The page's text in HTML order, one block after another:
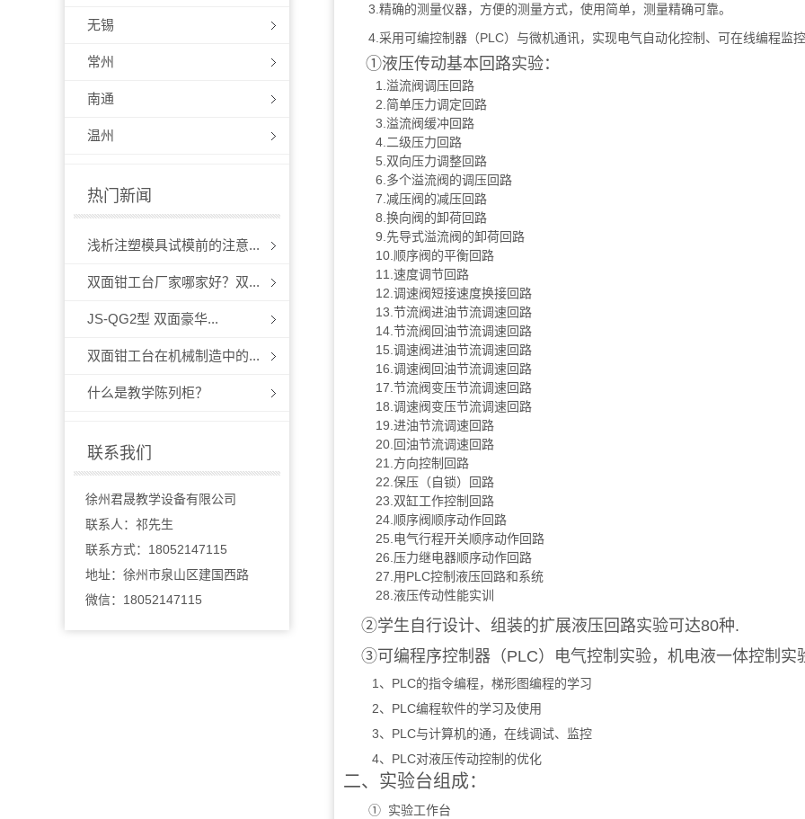
无锡
常州
南通
温州
热门新闻
浅析注塑模具试模前的注意...
双面钳工台厂家哪家好？双...
JS-QG2型 双面豪华...
双面钳工台在机械制造中的...
什么是教学陈列柜？
联系我们
徐州君晟教学设备有限公司
联系人：祁先生
联系方式：18052147115
地址：徐州市泉山区建国西路
微信：18052147115
3.精确的测量仪器，方便的测量方式，使用简单，测量精确可靠。
4.采用可编控制器（PLC）与微机通讯，实现电气自动化控制、可在线编程监
①液压传动基本回路实验：
1.溢流阀调压回路
2.简单压力调定回路
3.溢流阀缓冲回路
4.二级压力回路
5.双向压力调整回路
6.多个溢流阀的调压回路
7.减压阀的减压回路
8.换向阀的卸荷回路
9.先导式溢流阀的卸荷回路
10.顺序阀的平衡回路
11.速度调节回路
12.调速阀短接速度换接回路
13.节流阀进油节流调速回路
14.节流阀回油节流调速回路
15.调速阀进油节流调速回路
16.调速阀回油节流调速回路
17.节流阀变压节流调速回路
18.调速阀变压节流调速回路
19.进油节流调速回路
20.回油节流调速回路
21.方向控制回路
22.保压（自锁）回路
23.双缸工作控制回路
24.顺序阀顺序动作回路
25.电气行程开关顺序动作回路
26.压力继电器顺序动作回路
27.用PLC控制液压回路和系统
28.液压传动性能实训
②学生自行设计、组装的扩展液压回路实验可达80种.
③可编程序控制器（PLC）电气控制实验，机电液一体控制实
1、PLC的指令编程，梯形图编程的学习
2、PLC编程软件的学习及使用
3、PLC与计算机的通，在线调试、监控
4、PLC对液压传动控制的优化
二、实验台组成：
① 实验工作台